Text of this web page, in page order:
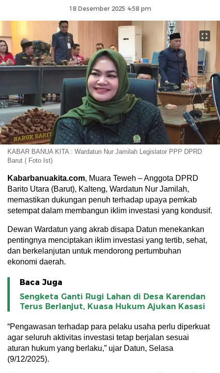
18 Desember 2025 4:58 pm
KABAR BANUA KITA : Wardatun Nur Jamilah Legislator PPP DPRD
Barut ( Foto Ist)
Kabarbanuakita.com, Muara Teweh – Anggota DPRD
Barito Utara (Barut), Kalteng, Wardatun Nur Jamilah,
memastikan dukungan penuh terhadap upaya pemkab
setempat dalam membangun iklim investasi yang kondusif.
Dewan Wardatun yang akrab disapa Datun menekankan
pentingnya menciptakan iklim investasi yang tertib, sehat,
dan berkelanjutan untuk mendorong pertumbuhan
ekonomi daerah.
Baca Juga
Sengketa Ganti Rugi Lahan di Desa Karendan
Terus Berlanjut, Kuasa Hukum Ajukan Kasasi
“Pengawasan terhadap para pelaku usaha perlu diperkuat
agar seluruh aktivitas investasi tetap berjalan sesuai
aturan hukum yang berlaku,” ujar Datun, Selasa
(9/12/2025).